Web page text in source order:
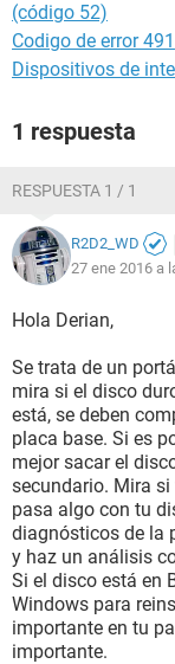
(código 52)
Codigo de error 491
Dispositivos de
1 respuesta
RESPUESTA 1 / 1
R2D2_WD
27 ene 2016 a
Hola Derian,
Se trata de un
mira si el disco
está, se deben
placa base. Si es
mejor sacar el
secundario. Mira
pasa algo con tu
diagnósticos de la
y haz un análisis
Si el disco está en
Windows para
importante en tu
importante.